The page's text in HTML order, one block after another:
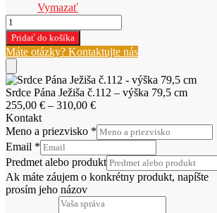
Vymazať
množstvo
Srdce
Pána
Ježiša
č.112
-
výška
79,5
cm
Pridať do košíka
Máte otázky? Kontaktujte nás
Srdce Pána Ježiša č.112 – výška 79,5 cm
255,00 € – 310,00 €Price
255,00 €
through
310,00 €
Kontakt
Meno a priezvisko *
Email *
Predmet alebo produkt
Ak máte záujem o konkrétny produkt, napíšte
prosím jeho názov